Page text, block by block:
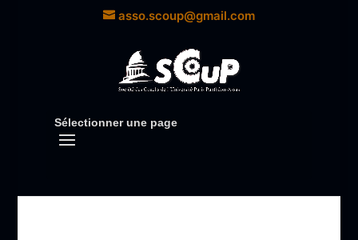
asso.scoup@gmail.com
Sélectionner une page